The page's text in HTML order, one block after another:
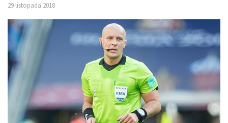
29 listopada 2018